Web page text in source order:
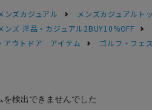
ンズカジュアル
メンズカジュアルト
ンズ 洋品・カジュアル2BUY10%OFF
アウトドア アイテム ゴルフ・フェ